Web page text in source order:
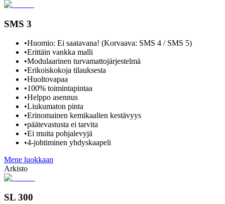
SMS 3
•Huomio: Ei saatavana! (Korvaava: SMS 4 / SMS 5)
•Erittäin vankka malli
•Modulaarinen turvamattojärjestelmä
•Erikoiskokoja tilauksesta
•Huoltovapaa
•100% toimintapintaa
•Helppo asennus
•Liukumaton pinta
•Erinomainen kemikaalien kestävyys
•päätevastusta ei tarvita
•Ei muita pohjalevyjä
•4-johtiminen yhdyskaapeli
Mene luokkaan
Arkisto
SL 300